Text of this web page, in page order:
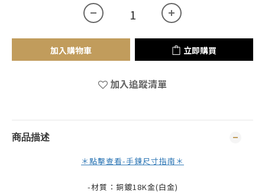
加入購物車 立即購買
加入追蹤清單
商品描述
＊點擊查看-手鍊尺寸指南＊
-材質：銅鍍18K金(白金)